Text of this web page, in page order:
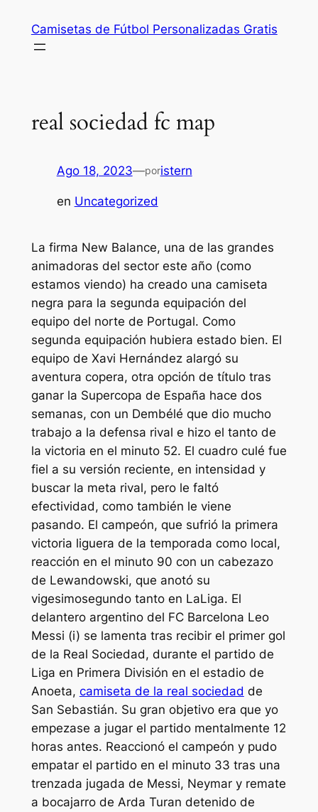
contenido
Camisetas de Fútbol Personalizadas Gratis
real sociedad fc map
Ago 18, 2023—poristern
en Uncategorized
La firma New Balance, una de las grandes
animadoras del sector este año (como
estamos viendo) ha creado una camiseta
negra para la segunda equipación del
equipo del norte de Portugal. Como
segunda equipación hubiera estado bien. El
equipo de Xavi Hernández alargó su
aventura copera, otra opción de título tras
ganar la Supercopa de España hace dos
semanas, con un Dembélé que dio mucho
trabajo a la defensa rival e hizo el tanto de
la victoria en el minuto 52. El cuadro culé fue
fiel a su versión reciente, en intensidad y
buscar la meta rival, pero le faltó
efectividad, como también le viene
pasando. El campeón, que sufrió la primera
victoria liguera de la temporada como local,
reacción en el minuto 90 con un cabezazo
de Lewandowski, que anotó su
vigesimosegundo tanto en LaLiga. El
delantero argentino del FC Barcelona Leo
Messi (i) se lamenta tras recibir el primer gol
de la Real Sociedad, durante el partido de
Liga en Primera División en el estadio de
Anoeta, camiseta de la real sociedad de
San Sebastián. Su gran objetivo era que yo
empezase a jugar el partido mentalmente 12
horas antes. Reaccionó el campeón y pudo
empatar el partido en el minuto 33 tras una
trenzada jugada de Messi, Neymar y remate
a bocajarro de Arda Turan detenido de